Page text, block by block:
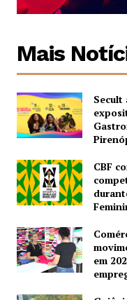
Mais
Secult
CBF
em